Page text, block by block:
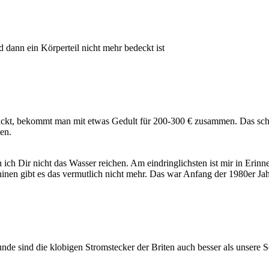
dann ein Körperteil nicht mehr bedeckt ist
bekommt man mit etwas Gedult für 200-300 € zusammen. Das
Dir nicht das Wasser reichen. Am eindringlichsten ist mir in
gibt es das vermutlich nicht mehr. Das war Anfang der 1980er
sind die klobigen Stromstecker der Briten auch besser als